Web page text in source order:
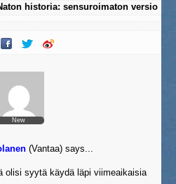
historia: sensuroimaton versio
New
(Vantaa) says...
olisi syytä käydä läpi viimeaikaisia